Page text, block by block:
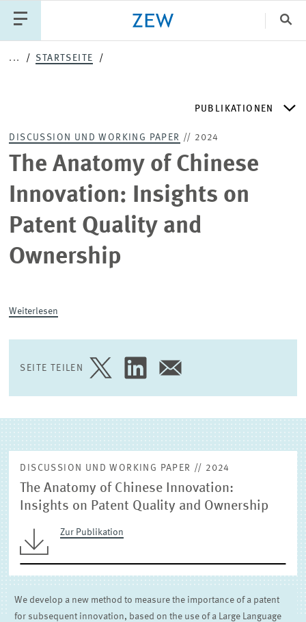
... STARTSEITE
PUBLIKATIONEN
ZEW DISCUSSION PAPERS
ZEW-PERIODIKA
The Anatomy of Chinese
Innovation: Insights on
Patent Quality and
Ownership
DISCUSSION UND WORKING PAPER // 2024
Weiterlesen
SEITE TEILEN
SEITE
TWITTER
SEITE
LINKEDIN
SEITE
E-
DISCUSSION UND WORKING PAPER // 2024
The Anatomy of Chinese Innovation:
Insights on Patent Quality and Ownership
Zur Publikation
We develop a new method to measure the importance of a patent
for subsequent innovation, based on the use of a Large Language